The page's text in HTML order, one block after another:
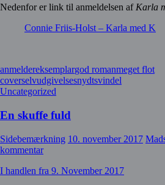
Nedenfor er link til anmeldelsen afKarla
Connie Friis-Holst – Karla med K
anmeldereksemplargod romanmeget flot
coverselvudgivelsesnydtsvindel
Uncategorized
En skuffe fuld
Sidebemærkning 10. november 2017
kommentar
I handlen fra 9. November 2017